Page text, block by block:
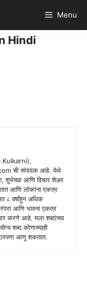
Menu
Hindi
Kulkarni),
ची संपादक आहे. येथे
शुभेच्छा आणि विचार शेअर
आणि लोकांना एकत्र
८ वर्षांहून अधिक
आणि भावना एकत्र
करणे आहे. मला शब्दांच्या
शब्द कोणाच्याही
आणू शकतात.